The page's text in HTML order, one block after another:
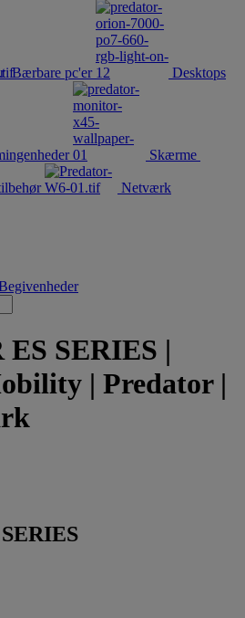
Bærbare pc'er Desktops
Skærme
Netværk
SERIES |
| Predator |